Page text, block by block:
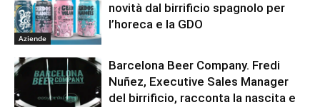
Aziende
novità dal birrificio spagnolo per
l’horeca e la GDO
Barcelona Beer Company. Fredi
Nuñez, Executive Sales Manager
del birrificio, racconta la nascita e